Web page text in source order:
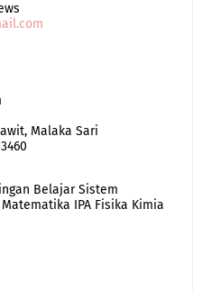
Malaka Sari
Belajar Sistem
IPA Fisika Kimia